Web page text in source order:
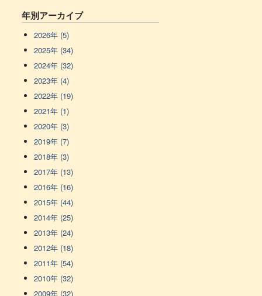
年別アーカイブ
2026年 (5)
2025年 (34)
2024年 (32)
2023年 (4)
2022年 (19)
2021年 (1)
2020年 (3)
2019年 (7)
2018年 (3)
2017年 (13)
2016年 (16)
2015年 (44)
2014年 (25)
2013年 (24)
2012年 (18)
2011年 (54)
2010年 (32)
2009年 (32)